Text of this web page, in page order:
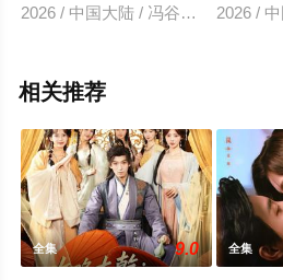
2026 / 中国大陆 / 冯谷雨&韦家娴
2026 /
相关推荐
全集 9.0 全集